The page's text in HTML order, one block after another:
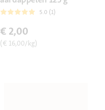
5.0 (1)
€ 2,00
(€ 16,00/kg)